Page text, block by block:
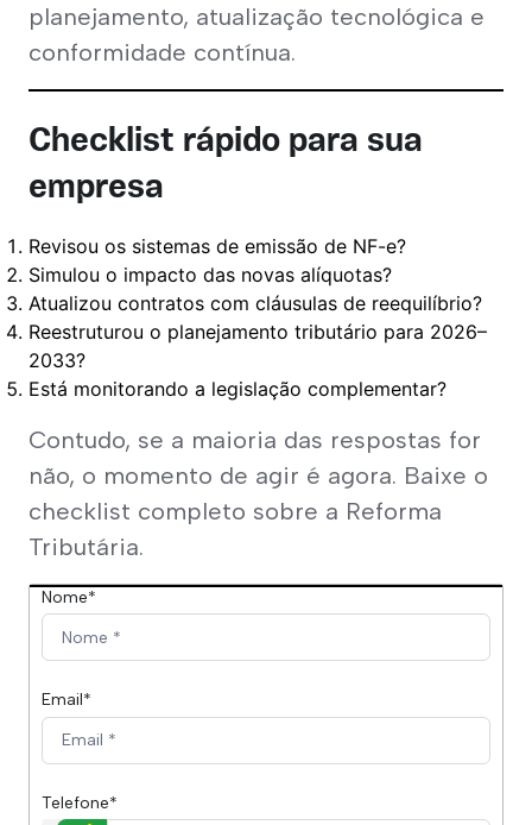
planejamento, atualização tecnológica e
conformidade contínua.
Checklist rápido para sua
empresa
Revisou os sistemas de emissão de NF-e?
Simulou o impacto das novas alíquotas?
Atualizou contratos com cláusulas de reequilíbrio?
Reestruturou o planejamento tributário para 2026–
2033?
Está monitorando a legislação complementar?
Contudo, se a maioria das respostas for
não, o momento de agir é agora. Baixe o
checklist completo sobre a Reforma
Tributária.
Nome*
Email*
Telefone*